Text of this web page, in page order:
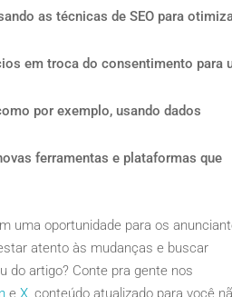
as técnicas de SEO para
em troca do consentimento para
por exemplo, usando dados
ferramentas e plataformas que
uma oportunidade para os
atento às mudanças e buscar
do artigo? Conte pra gente nos
eX, conteúdo atualizado para você